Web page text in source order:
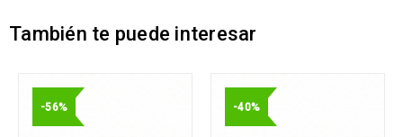
También te puede interesar
-56% -40%